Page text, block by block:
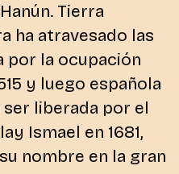
Tierra
ha atravesado las
por la ocupación
y luego española
ser liberada por el
Ismael en 1681,
nombre en la gran